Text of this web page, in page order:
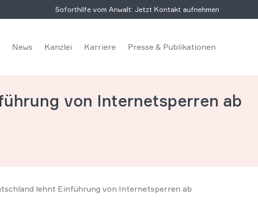
Soforthilfe vom Anwalt: Jetzt Kontakt aufnehmen
News Kanzlei Karriere Presse & Publikationen
von Internetsperren ab
lehnt Einführung von Internetsperren ab